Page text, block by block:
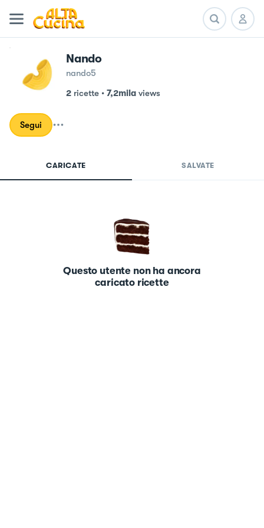
Nando
nando5
2 ricette • 7,2mila views
Segui
CARICATE SALVATE
Questo utente non ha ancora
caricato ricette